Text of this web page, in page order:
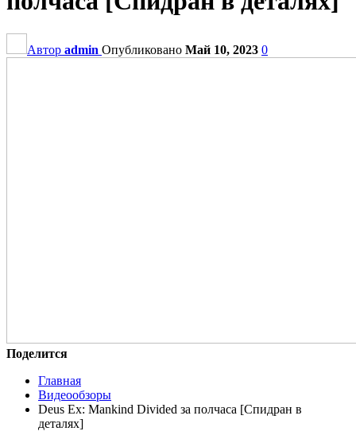
Автор admin Опубликовано Май 10, 2023 0
Поделится
Главная
Видеообзоры
Deus Ex: Mankind Divided за полчаса [Спидран в
деталях]